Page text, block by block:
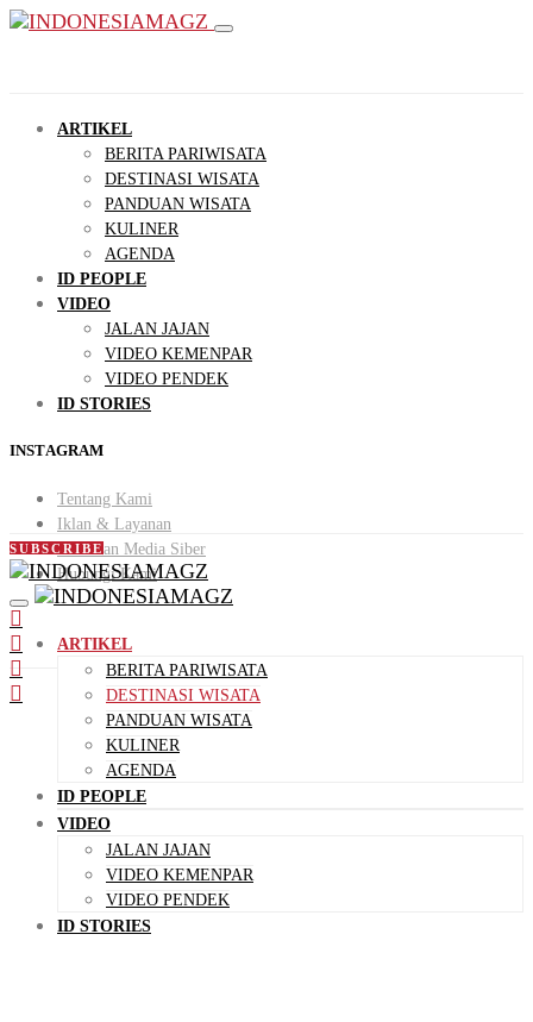
ARTIKEL
BERITA PARIWISATA
DESTINASI WISATA
PANDUAN WISATA
KULINER
AGENDA
ID PEOPLE
VIDEO
JALAN JAJAN
VIDEO KEMENPAR
VIDEO PENDEK
ID STORIES
INSTAGRAM
Tentang Kami
Iklan & Layanan
Pedoman Media Siber
Hubungi Kami
SUBSCRIBE
ARTIKEL
BERITA PARIWISATA
DESTINASI WISATA
PANDUAN WISATA
KULINER
AGENDA
ID PEOPLE
VIDEO
JALAN JAJAN
VIDEO KEMENPAR
VIDEO PENDEK
ID STORIES